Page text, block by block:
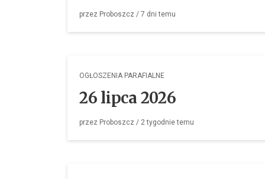
przez Proboszcz / 7 dni temu
OGŁOSZENIA PARAFIALNE
26 lipca 2026
przez Proboszcz / 2 tygodnietemu